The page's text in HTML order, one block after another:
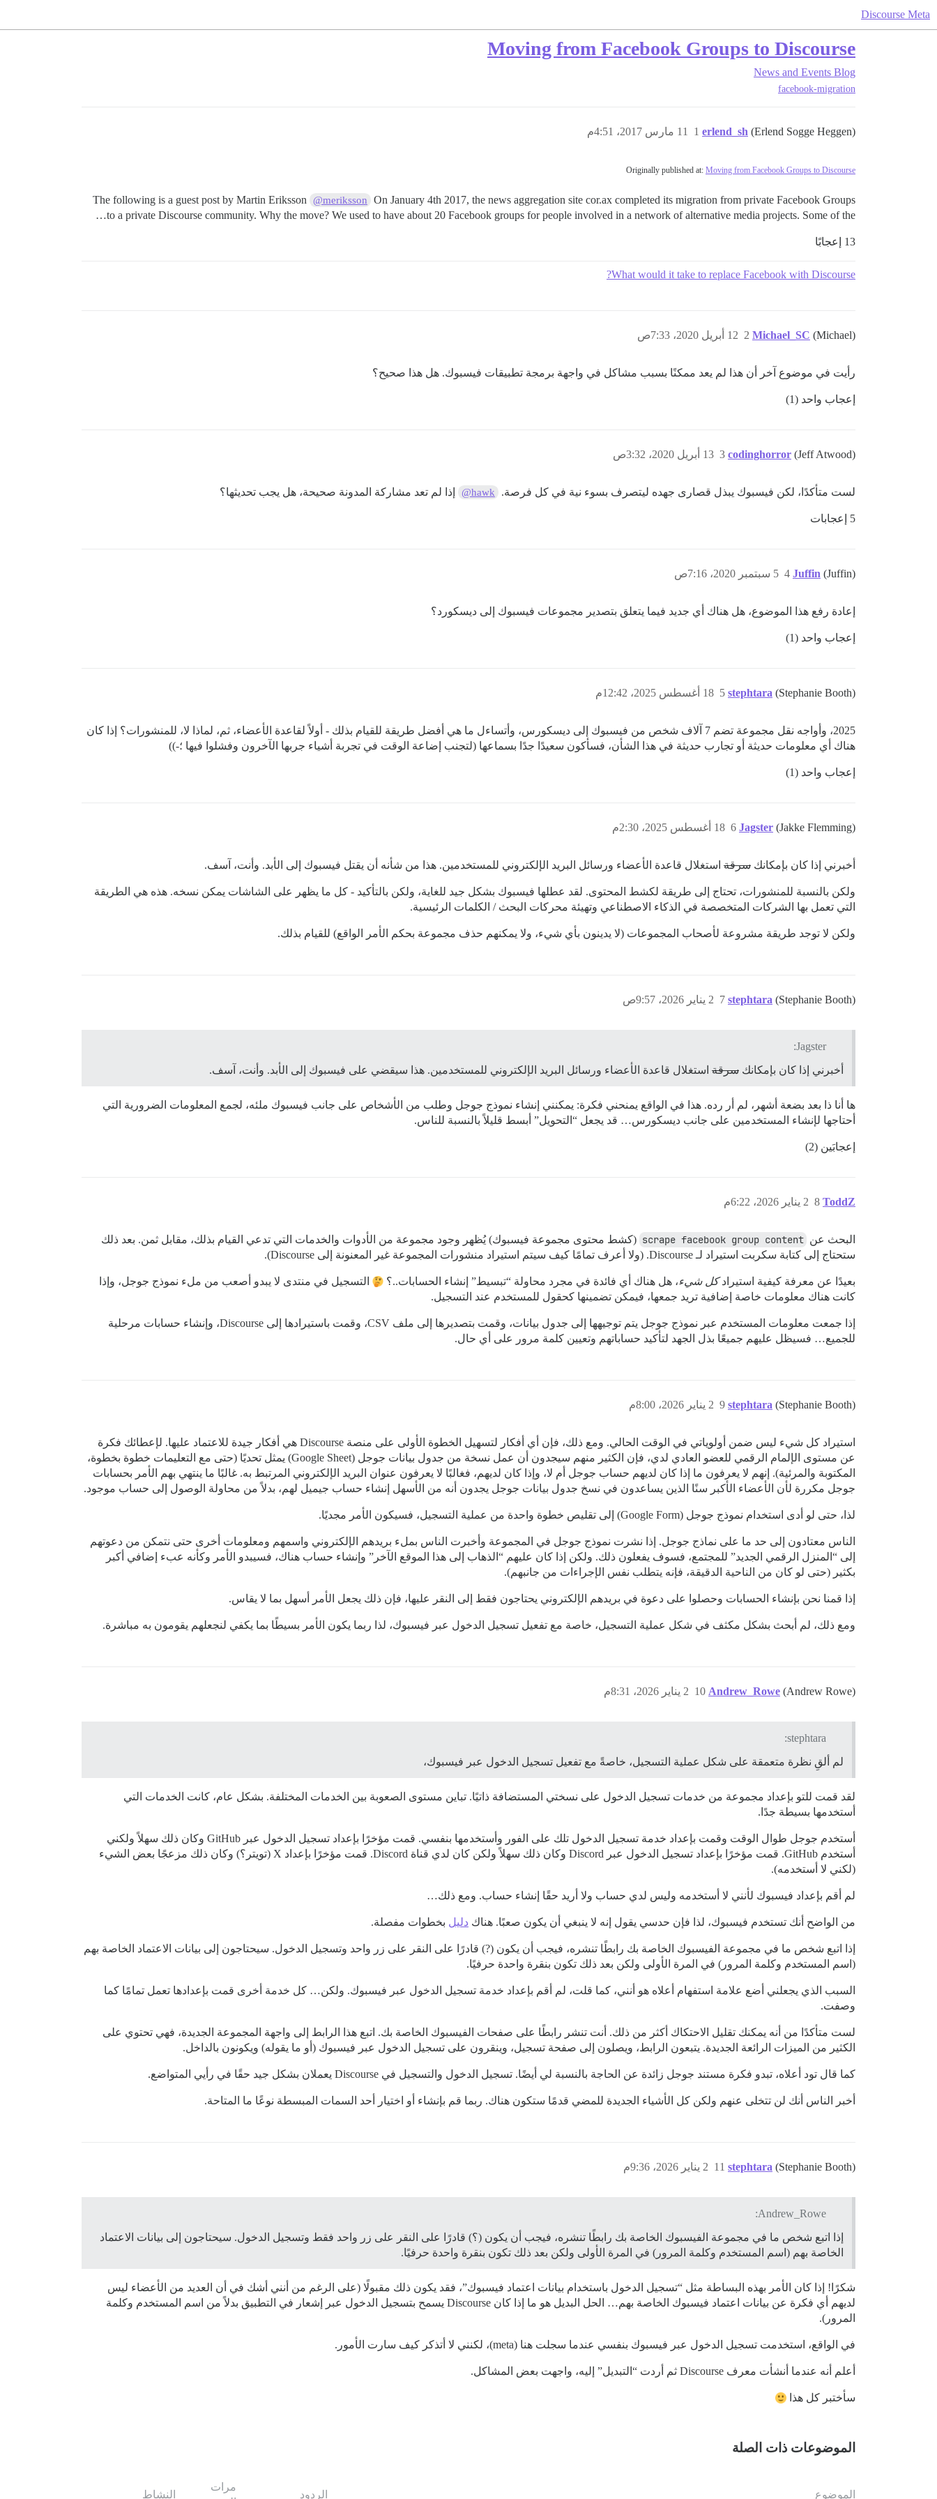
Discourse Meta
Moving from Facebook Groups to Discourse
News and Events Blog
facebook-migration
erlend_sh (Erlend Sogge Heggen) 11 مارس 2017، 4:51م 1
Originally published at: Moving from Facebook Groups to Discourse
The following is a guest post by Martin Eriksson @meriksson
On January 4th 2017, the news aggregation site cor.ax completed its migration from private Facebook Groups
to a private Discourse community. Why the move? We used to have about 20 Facebook groups for people involved in a network of alternative media projects. Some of the…
13 إعجابًا
What would it take to replace Facebook with Discourse?
Michael_SC (Michael) 12 أبريل 2020، 7:33ص 2
رأيت في موضوع آخر أن هذا لم يعد ممكنًا بسبب مشاكل في واجهة برمجة تطبيقات فيسبوك. هل هذا صحيح؟
إعجاب واحد (1)
codinghorror (Jeff Atwood) 13 أبريل 2020، 3:32ص 3
لست متأكدًا، لكن فيسبوك يبذل قصارى جهده ليتصرف بسوء نية في كل فرصة. @hawk إذا لم تعد مشاركة المدونة صحيحة، هل يجب تحديثها؟
5 إعجابات
Juffin (Juffin) 5 سبتمبر 2020، 7:16ص 4
إعادة رفع هذا الموضوع، هل هناك أي جديد فيما يتعلق بتصدير مجموعات فيسبوك إلى ديسكورد؟
إعجاب واحد (1)
stephtara (Stephanie Booth) 18 أغسطس 2025، 12:42م 5
2025، وأواجه نقل مجموعة تضم 7 آلاف شخص من فيسبوك إلى ديسكورس، وأتساءل ما هي أفضل طريقة للقيام بذلك - أولاً لقاعدة الأعضاء، ثم، لماذا لا، للمنشورات؟ إذا كان
هناك أي معلومات حديثة أو تجارب حديثة في هذا الشأن، فسأكون سعيدًا جدًا بسماعها (لتجنب إضاعة الوقت في تجربة أشياء جربها الآخرون وفشلوا فيها ؛-))
إعجاب واحد (1)
Jagster (Jakke Flemming) 18 أغسطس 2025، 2:30م 6
أخبرني إذا كان بإمكانك سرقة استغلال قاعدة الأعضاء ورسائل البريد الإلكتروني للمستخدمين. هذا من شأنه أن يقتل فيسبوك إلى الأبد. وأنت، آسف.
ولكن بالنسبة للمنشورات، تحتاج إلى طريقة لكشط المحتوى. لقد عطلها فيسبوك بشكل جيد للغاية، ولكن بالتأكيد - كل ما يظهر على الشاشات يمكن نسخه. هذه هي الطريقة
التي تعمل بها الشركات المتخصصة في الذكاء الاصطناعي وتهيئة محركات البحث / الكلمات الرئيسية.
ولكن لا توجد طريقة مشروعة لأصحاب المجموعات (لا يدينون بأي شيء، ولا يمكنهم حذف مجموعة بحكم الأمر الواقع) للقيام بذلك.
stephtara (Stephanie Booth) 2 يناير 2026، 9:57ص 7
Jagster:
أخبرني إذا كان بإمكانك سرقة استغلال قاعدة الأعضاء ورسائل البريد الإلكتروني للمستخدمين. هذا سيقضي على فيسبوك إلى الأبد. وأنت، آسف.
ها أنا ذا بعد بضعة أشهر، لم أر رده. هذا في الواقع يمنحني فكرة: يمكنني إنشاء نموذج جوجل وطلب من الأشخاص على جانب فيسبوك ملئه، لجمع المعلومات الضرورية التي
أحتاجها لإنشاء المستخدمين على جانب ديسكورس… قد يجعل “التحويل” أبسط قليلاً بالنسبة للناس.
إعجابَين (2)
ToddZ 2 يناير 2026، 6:22م 8
البحث عن scrape facebook group content (كشط محتوى مجموعة فيسبوك) يُظهر وجود مجموعة من الأدوات والخدمات التي تدعي القيام بذلك، مقابل ثمن. بعد ذلك
ستحتاج إلى كتابة سكربت استيراد لـ Discourse. (ولا أعرف تمامًا كيف سيتم استيراد منشورات المجموعة غير المعنونة إلى Discourse).
بعيدًا عن معرفة كيفية استيرادكل شيء، هل هناك أي فائدة في مجرد محاولة “تبسيط” إنشاء الحسابات..؟
التسجيل في منتدى لا يبدو أصعب من ملء نموذج جوجل، وإذا
كانت هناك معلومات خاصة إضافية تريد جمعها، فيمكن تضمينها كحقول للمستخدم عند التسجيل.
إذا جمعت معلومات المستخدم عبر نموذج جوجل يتم توجيهها إلى جدول بيانات، وقمت بتصديرها إلى ملف CSV، وقمت باستيرادها إلى Discourse، وإنشاء حسابات مرحلية
للجميع… فسيظل عليهم جميعًا بذل الجهد لتأكيد حساباتهم وتعيين كلمة مرور على أي حال.
stephtara (Stephanie Booth) 2 يناير 2026، 8:00م 9
استيراد كل شيء ليس ضمن أولوياتي في الوقت الحالي. ومع ذلك، فإن أي أفكار لتسهيل الخطوة الأولى على منصة Discourse هي أفكار جيدة للاعتماد عليها. لإعطائك فكرة
عن مستوى الإلمام الرقمي للعضو العادي لدي، فإن الكثير منهم سيجدون أن عمل نسخة من جدول بيانات جوجل (Google Sheet) يمثل تحديًا (حتى مع التعليمات خطوة بخطوة،
المكتوبة والمرئية). إنهم لا يعرفون ما إذا كان لديهم حساب جوجل أم لا، وإذا كان لديهم، فغالبًا لا يعرفون عنوان البريد الإلكتروني المرتبط به. غالبًا ما ينتهي بهم الأمر بحسابات
جوجل مكررة لأن الأعضاء الأكبر سنًا الذين يساعدون في نسخ جدول بيانات جوجل يجدون أنه من الأسهل إنشاء حساب جيميل لهم، بدلاً من محاولة الوصول إلى حساب موجود.
لذا، حتى لو أدى استخدام نموذج جوجل (Google Form) إلى تقليص خطوة واحدة من عملية التسجيل، فسيكون الأمر مجديًا.
الناس معتادون إلى حد ما على نماذج جوجل. إذا نشرت نموذج جوجل في المجموعة وأخبرت الناس بملء بريدهم الإلكتروني واسمهم ومعلومات أخرى حتى نتمكن من دعوتهم
إلى “المنزل الرقمي الجديد” للمجتمع، فسوف يفعلون ذلك. ولكن إذا كان عليهم “الذهاب إلى هذا الموقع الآخر” وإنشاء حساب هناك، فسيبدو الأمر وكأنه عبء إضافي أكبر
بكثير (حتى لو كان من الناحية الدقيقة، فإنه يتطلب نفس الإجراءات من جانبهم).
إذا قمنا نحن بإنشاء الحسابات وحصلوا على دعوة في بريدهم الإلكتروني يحتاجون فقط إلى النقر عليها، فإن ذلك يجعل الأمر أسهل بما لا يقاس.
ومع ذلك، لم أبحث بشكل مكثف في شكل عملية التسجيل، خاصة مع تفعيل تسجيل الدخول عبر فيسبوك، لذا ربما يكون الأمر بسيطًا بما يكفي لنجعلهم يقومون به مباشرة.
Andrew_Rowe (Andrew Rowe) 2 يناير 2026، 8:31م 10
stephtara:
لم ألقِ نظرة متعمقة على شكل عملية التسجيل، خاصةً مع تفعيل تسجيل الدخول عبر فيسبوك،
لقد قمت للتو بإعداد مجموعة من خدمات تسجيل الدخول على نسختي المستضافة ذاتيًا. تباين مستوى الصعوبة بين الخدمات المختلفة. بشكل عام، كانت الخدمات التي
أستخدمها بسيطة جدًا.
أستخدم جوجل طوال الوقت وقمت بإعداد خدمة تسجيل الدخول تلك على الفور وأستخدمها بنفسي. قمت مؤخرًا بإعداد تسجيل الدخول عبر GitHub وكان ذلك سهلاً ولكني
أستخدم GitHub. قمت مؤخرًا بإعداد تسجيل الدخول عبر Discord وكان ذلك سهلاً ولكن كان لدي قناة Discord. قمت مؤخرًا بإعداد X (تويتر؟) وكان ذلك مزعجًا بعض الشيء
(لكني لا أستخدمه).
لم أقم بإعداد فيسبوك لأنني لا أستخدمه وليس لدي حساب ولا أريد حقًا إنشاء حساب. ومع ذلك…
من الواضح أنك تستخدم فيسبوك، لذا فإن حدسي يقول إنه لا ينبغي أن يكون صعبًا. هناك دليل بخطوات مفصلة.
إذا اتبع شخص ما في مجموعة الفيسبوك الخاصة بك رابطًا تنشره، فيجب أن يكون (?) قادرًا على النقر على زر واحد وتسجيل الدخول. سيحتاجون إلى بيانات الاعتماد الخاصة بهم
(اسم المستخدم وكلمة المرور) في المرة الأولى ولكن بعد ذلك تكون بنقرة واحدة حرفيًا.
السبب الذي يجعلني أضع علامة استفهام أعلاه هو أنني، كما قلت، لم أقم بإعداد خدمة تسجيل الدخول عبر فيسبوك. ولكن… كل خدمة أخرى قمت بإعدادها تعمل تمامًا كما
وصفت.
لست متأكدًا من أنه يمكنك تقليل الاحتكاك أكثر من ذلك. أنت تنشر رابطًا على صفحات الفيسبوك الخاصة بك. اتبع هذا الرابط إلى واجهة المجموعة الجديدة، فهي تحتوي على
الكثير من الميزات الرائعة الجديدة. يتبعون الرابط، ويصلون إلى صفحة تسجيل، وينقرون على تسجيل الدخول عبر فيسبوك (أو ما يقوله) ويكونون بالداخل.
كما قال تود أعلاه، تبدو فكرة مستند جوجل زائدة عن الحاجة بالنسبة لي أيضًا. تسجيل الدخول والتسجيل في Discourse يعملان بشكل جيد حقًا في رأيي المتواضع.
أخبر الناس أنك لن تتخلى عنهم ولكن كل الأشياء الجديدة للمضي قدمًا ستكون هناك. ربما قم بإنشاء أو اختيار أحد السمات المبسطة نوعًا ما المتاحة.
stephtara (Stephanie Booth) 2 يناير 2026، 9:36م 11
Andrew_Rowe:
إذا اتبع شخص ما في مجموعة الفيسبوك الخاصة بك رابطًا تنشره، فيجب أن يكون (؟) قادرًا على النقر على زر واحد فقط وتسجيل الدخول. سيحتاجون إلى بيانات الاعتماد
الخاصة بهم (اسم المستخدم وكلمة المرور) في المرة الأولى ولكن بعد ذلك تكون بنقرة واحدة حرفيًا.
شكرًا! إذا كان الأمر بهذه البساطة مثل “تسجيل الدخول باستخدام بيانات اعتماد فيسبوك”، فقد يكون ذلك مقبولًا (على الرغم من أنني أشك في أن العديد من الأعضاء ليس
لديهم أي فكرة عن بيانات اعتماد فيسبوك الخاصة بهم… الحل البديل هو ما إذا كان Discourse يسمح بتسجيل الدخول عبر إشعار في التطبيق بدلاً من اسم المستخدم وكلمة
المرور).
في الواقع، استخدمت تسجيل الدخول عبر فيسبوك بنفسي عندما سجلت هنا (meta)، لكنني لا أتذكر كيف سارت الأمور.
أعلم أنه عندما أنشأت معرف Discourse ثم أردت “التبديل” إليه، واجهت بعض المشاكل.
سأختبر كل هذا
الموضوعات ذات الصلة
الموضوع الردود
مرات
النشاط